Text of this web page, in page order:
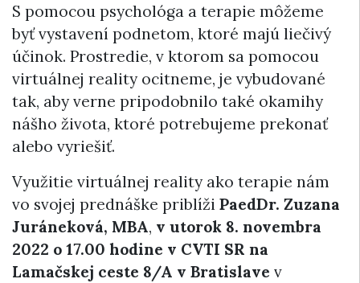
S pomocou psychológa a terapie môžeme
byť vystavení podnetom, ktoré majú liečivý
účinok. Prostredie, v ktorom sa pomocou
virtuálnej reality ocitneme, je vybudované
tak, aby verne pripodobnilo také okamihy
nášho života, ktoré potrebujeme prekonať
alebo vyriešiť.
Využitie virtuálnej reality ako terapie nám
vo svojej prednáške priblíži PaedDr. Zuzana
Juráneková, MBA, v utorok 8. novembra
2022 o 17.00 hodine v CVTI SR na
Lamačskej ceste 8/A v Bratislave v